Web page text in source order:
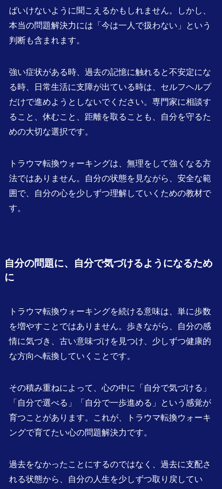
ばいけないように聞こえるかもしれません。しかし、
本当の問題解決力には「今は一人で扱わない」という
判断も含まれます。
強い症状がある時、過去の記憶に触れると不安定にな
る時、日常生活に支障が出ている時は、セルフヘルプ
だけで進めようとしないでください。専門家に相談す
ること、休むこと、距離を取ることも、自分を守るた
めの大切な選択です。
トラウマ転換ウォーキングは、無理をして強くなる方
法ではありません。自分の状態を見ながら、安全な範
囲で、自分の心を少しずつ理解していくための教材で
す。
自分の問題に、自分で気づけるようになるため
に
トラウマ転換ウォーキングを続ける意味は、単に歩数
を増やすことではありません。歩きながら、自分の感
情に気づき、古い意味づけを見つけ、少しずつ健康的
な方向へ転換していくことです。
その積み重ねによって、心の中に「自分で気づける」
「自分で選べる」「自分で一歩進める」という感覚が
育つことがあります。これが、トラウマ転換ウォーキ
ングで育てたい心の問題解決力です。
過去をなかったことにするのではなく、過去に支配さ
れる状態から、自分の人生を少しずつ取り戻してい